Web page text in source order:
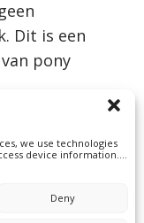
we use technologies
device information.
consent, may
and functions.
Deny
Dit is een
pony